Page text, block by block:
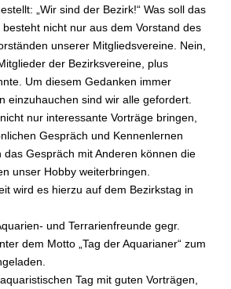
„Wir sind der Bezirk!“ Was soll das
nicht nur aus dem Vorstand des
unserer Mitgliedsvereine. Nein,
der Bezirksvereine, plus
Um diesem Gedanken immer
einzuhauchen sind wir alle gefordert.
nur interessante Vorträge bringen,
Gespräch und Kennenlernen
Gespräch mit Anderen können die
unser Hobby weiterbringen.
wird es hierzu auf dem Bezirkstag in
und Terrarienfreunde gegr.
dem Motto „Tag der Aquarianer“ zum
Tag mit guten Vorträgen,